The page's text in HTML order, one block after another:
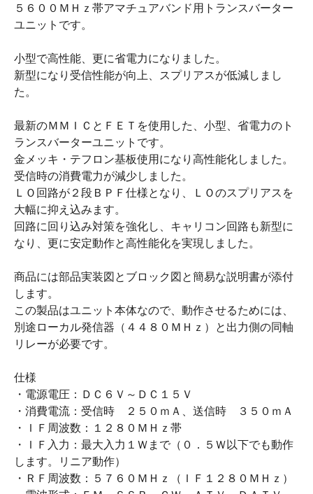
５６００ＭＨｚ帯アマチュアバンド用トランスバーター
ユニットです。
小型で高性能、更に省電力になりました。
新型になり受信性能が向上、スプリアスが低減しまし
た。
最新のＭＭＩＣとＦＥＴを使用した、小型、省電力のト
ランスバーターユニットです。
金メッキ・テフロン基板使用になり高性能化しました。
受信時の消費電力が減少しました。
ＬＯ回路が２段ＢＰＦ仕様となり、ＬＯのスプリアスを
大幅に抑え込みます。
回路に回り込み対策を強化し、キャリコン回路も新型に
なり、更に安定動作と高性能化を実現しました。
商品には部品実装図とブロック図と簡易な説明書が添付
します。
この製品はユニット本体なので、動作させるためには、
別途ローカル発信器（４４８０ＭＨｚ）と出力側の同軸
リレーが必要です。
仕様
・電源電圧：ＤＣ６Ｖ～ＤＣ１５Ｖ
・消費電流：受信時 ２５０ｍＡ、送信時 ３５０ｍＡ
・ＩＦ周波数：１２８０ＭＨｚ帯
・ＩＦ入力：最大入力１Ｗまで（０．５Ｗ以下でも動作
します。リニア動作）
・ＲＦ周波数：５７６０ＭＨｚ（ＩＦ１２８０ＭＨｚ）